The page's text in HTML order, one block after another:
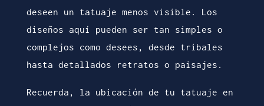
deseen un tatuaje menos visible. Los
diseños aquí pueden ser tan simples o
complejos como desees, desde tribales
hasta detallados retratos o paisajes.
Recuerda, la ubicación de tu tatuaje en